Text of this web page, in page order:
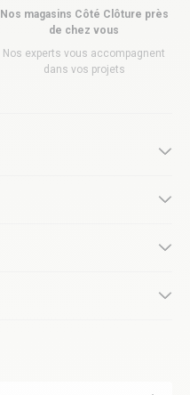
Nos magasins Côté Clôture près
de chez vous
Nos experts vous accompagnent
dans vos projets